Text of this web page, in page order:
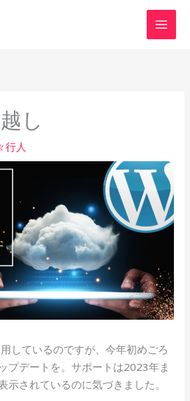
し
行人
しているのですが、今年初めごろ
プデートを。サポートは2023年ま
示されているのに気づきました。